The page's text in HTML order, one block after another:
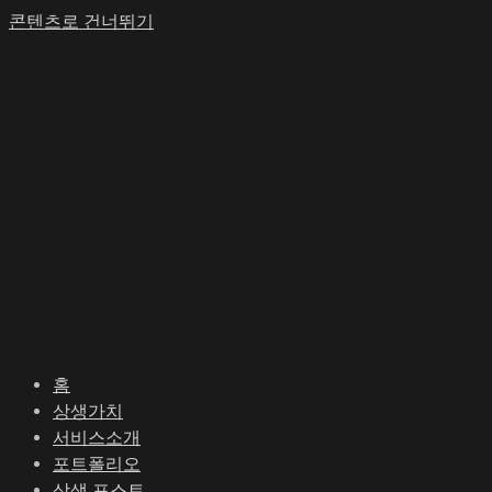
콘텐츠로 건너뛰기
홈
상생가치
서비스소개
포트폴리오